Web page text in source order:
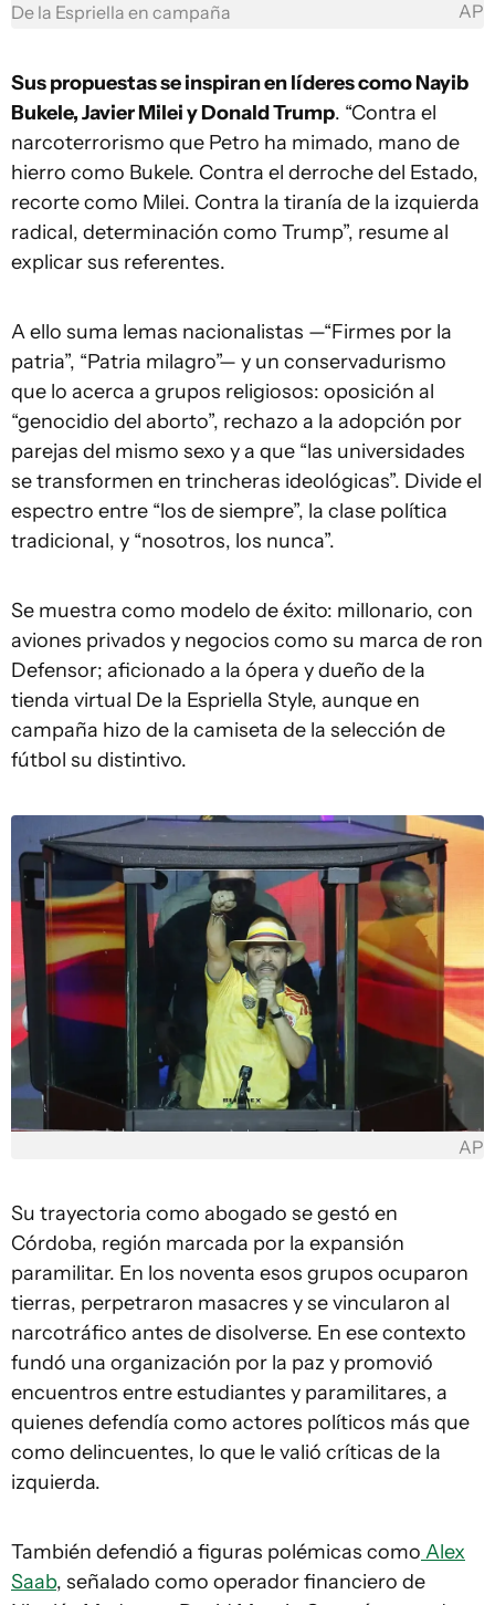
De la Espriella en campaña AP
Sus propuestas se inspiran en líderes como Nayib
Bukele, Javier Milei y Donald Trump. “Contra el
narcoterrorismo que Petro ha mimado, mano de
hierro como Bukele. Contra el derroche del Estado,
recorte como Milei. Contra la tiranía de la izquierda
radical, determinación como Trump”, resume al
explicar sus referentes.
A ello suma lemas nacionalistas —“Firmes por la
patria”, “Patria milagro”— y un conservadurismo
que lo acerca a grupos religiosos: oposición al
“genocidio del aborto”, rechazo a la adopción por
parejas del mismo sexo y a que “las universidades
se transformen en trincheras ideológicas”. Divide el
espectro entre “los de siempre”, la clase política
tradicional, y “nosotros, los nunca”.
Se muestra como modelo de éxito: millonario, con
aviones privados y negocios como su marca de ron
Defensor; aficionado a la ópera y dueño de la
tienda virtual De la Espriella Style, aunque en
campaña hizo de la camiseta de la selección de
fútbol su distintivo.
AP
Su trayectoria como abogado se gestó en
Córdoba, región marcada por la expansión
paramilitar. En los noventa esos grupos ocuparon
tierras, perpetraron masacres y se vincularon al
narcotráfico antes de disolverse. En ese contexto
fundó una organización por la paz y promovió
encuentros entre estudiantes y paramilitares, a
quienes defendía como actores políticos más que
como delincuentes, lo que le valió críticas de la
izquierda.
También defendió a figuras polémicas como Alex
Saab, señalado como operador financiero de